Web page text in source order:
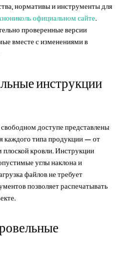
нормативы и инструменты для
официальном сайте.
проверенные версии
вместе с изменениями в
инструкции
доступе представлены
каждого типа продукции — от
кровли. Инструкции
углы наклона и
файлов не требует
позволяет распечатывать